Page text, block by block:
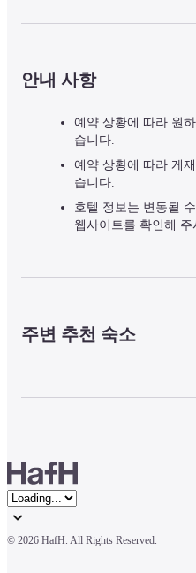
안내 사항
예약 상황에 따라 원
습니다.
예약 상황에 따라 게
습니다.
호텔 정보는 변동될
웹사이트를 확인해
주변 추천 숙소
© 2026 HafH. All Rights Reserved.